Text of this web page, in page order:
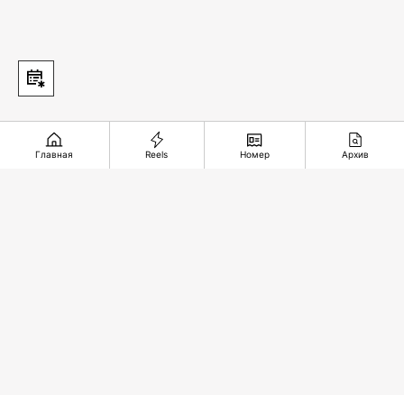
Главная Reels Номер Архив